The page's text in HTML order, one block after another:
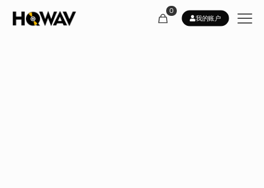
0
我的账户